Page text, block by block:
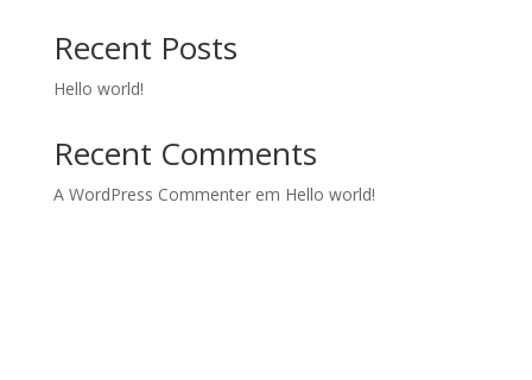
Recent Posts
Hello world!
Recent Comments
A WordPress Commenterem Hello world!